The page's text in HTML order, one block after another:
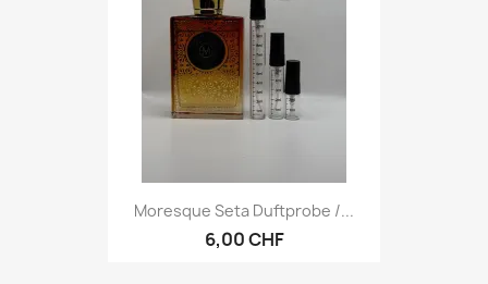
Moresque Seta Duftprobe /...
6,00 CHF